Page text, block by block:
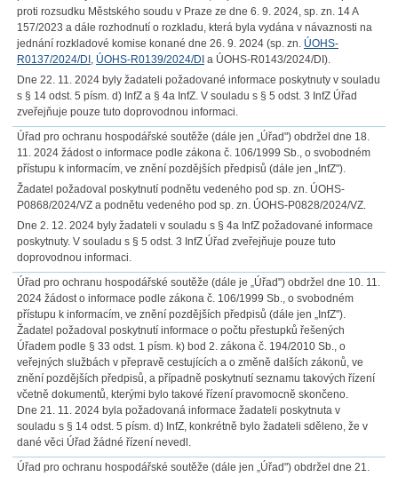
proti rozsudku Městského soudu v Praze ze dne 6. 9. 2024, sp. zn. 14 A
157/2023 a dále rozhodnutí o rozkladu, která byla vydána v návaznosti na
jednání rozkladové komise konané dne 26. 9. 2024 (sp. zn. ÚOHS-
R0137/2024/DI , ÚOHS-R0139/2024/DI a ÚOHS-R0143/2024/DI).
Dne 22. 11. 2024 byly žadateli požadované informace poskytnuty v souladu
s § 14 odst. 5 písm. d) InfZ a § 4a InfZ. V souladu s § 5 odst. 3 InfZ Úřad
zveřejňuje pouze tuto doprovodnou informaci.
Úřad pro ochranu hospodářské soutěže (dále jen „Úřad") obdržel dne 18.
11. 2024 žádost o informace podle zákona č. 106/1999 Sb., o svobodném
přístupu k informacím, ve znění pozdějších předpisů (dále jen „InfZ").
Žadatel požadoval poskytnutí podnětu vedeného pod sp. zn. ÚOHS-
P0868/2024/VZ a podnětu vedeného pod sp. zn. ÚOHS-P0828/2024/VZ.
Dne 2. 12. 2024 byly žadateli v souladu s § 4a InfZ požadované informace
poskytnuty. V souladu s § 5 odst. 3 InfZ Úřad zveřejňuje pouze tuto
doprovodnou informaci.
Úřad pro ochranu hospodářské soutěže (dále je „Úřad") obdržel dne 10. 11.
2024 žádost o informace podle zákona č. 106/1999 Sb., o svobodném
přístupu k informacím, ve znění pozdějších předpisů (dále jen „InfZ").
Žadatel požadoval poskytnutí informace o počtu přestupků řešených
Úřadem podle § 33 odst. 1 písm. k) bod 2. zákona č. 194/2010 Sb., o
veřejných službách v přepravě cestujících a o změně dalších zákonů, ve
znění pozdějších předpisů, a případně poskytnutí seznamu takových řízení
včetně dokumentů, kterými bylo takové řízení pravomocně skončeno.
Dne 21. 11. 2024 byla požadovaná informace žadateli poskytnuta v
souladu s § 14 odst. 5 písm. d) InfZ, konkrétně bylo žadateli sděleno, že v
dané věci Úřad žádné řízení nevedl.
Úřad pro ochranu hospodářské soutěže (dále jen „Úřad") obdržel dne 21.